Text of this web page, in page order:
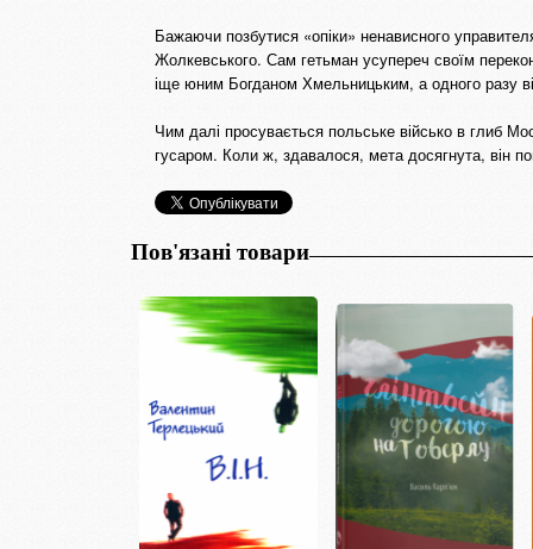
Бажаючи позбутися «опіки» ненависного
Жолкевського. Сам гетьман усупереч своїм
іще юним Богданом Хмельницьким, а одного разу
Чим далі просувається польське військо в глиб
гусаром. Коли ж, здавалося, мета досягнута, він
Пов'язані товари